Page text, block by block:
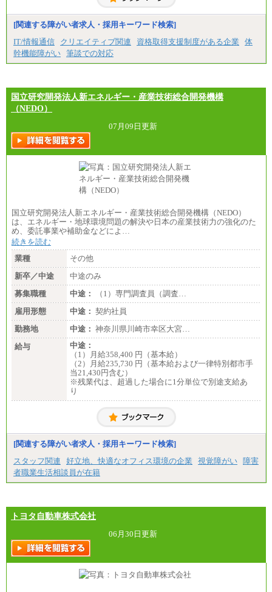
【居住地域：関西エリア（月給） 】※一律地域手当1
5,000円含む
大学院卒：266,100円
大学卒：240,000円
高専卒：234,800円
短大・専門3年制卒：225,300円
中途：
【全職種共通】
〔正社員〕
※実務経験に応じてご相談させていただきます（上
記金額を超える可能性あり）
※職種8）を除き、正社員の場合勤務地は本社のみと
なります
〔契約社員〕
札幌 ：時給1,100円～1,450円
東京 ：時給1,226円～1,400円
川口 ：時給1,150円～
大阪 ：時給1,177円～1,400円
佐世保：時給1,035円～
※給与は実務経験・職種・配属部署によって異なり
ます
※交通費：月5万円まで
[関連する障がい者求人・採用キーワード検索]
IT/情報通信
クリエイティブ関連 資格取得支援制度がある企業
体
幹機能障がい 筆談での対応
国立研究開発法人新エネルギー・産業技術総合開発機構
（NEDO）
07月09日更新
国立研究開発法人新エネルギー・産業技術総合開発機構（NEDO）
は、エネルギー・地球環境問題の解決や日本の産業技術力の強化のた
め、委託事業や補助金などによ…
続きを読む
業種
その他
新卒／中途
中途のみ
募集職種
中途：
（1）専門調査員（調査…
雇用形態
中途： 契約社員
勤務地
中途： 神奈川県川崎市幸区大宮…
給与
中途：
（1）月給358,400 円（基本給）
（2）月給235,730 円（基本給および一律特別都市手
当21,430円含む）
※残業代は、超過した場合に1分単位で別途支給あ
り
[関連する障がい者求人・採用キーワード検索]
スタッフ関連
好立地、快適なオフィス環境の企業 視覚障がい 障害
者職業生活相談員が在籍
トヨタ自動車株式会社
06月30日更新